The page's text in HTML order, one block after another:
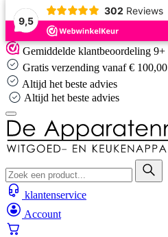
9,5
302 Reviews
Skip
to
content
Gemiddelde klantbeoordeling 9+
Gratis verzending vanaf € 100,00
Altijd het beste advies
Altijd het beste advies
klantenservice
Account